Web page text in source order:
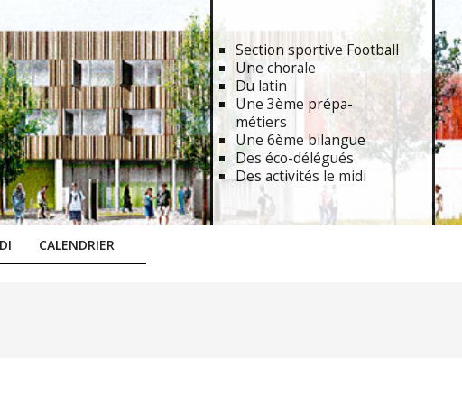
Section sportive Football
Une chorale
Du latin
Une 3ème prépa-
métiers
Une 6ème bilangue
Des éco-délégués
Des activités le midi
CALENDRIER